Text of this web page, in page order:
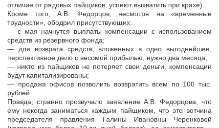
отличие от рядовых пайщиков, успеют выхватить при крахе)…
Кроме того, А.В. Федорцов, несмотря на «временные
трудности», ободрил присутствующих:
— с мая начнутся выплаты компенсации с использованием
средств из резервного фонда;
— для возврата средств, вложенных в одно выгоднейшее,
перспективное дело с весомой прибылью, нужно два месяца;
— никто из пайщиков не потеряет свои деньги, компенсации
будут капитализированы;
— продажа офисов позволить возвратить всем по 100 тыс.
рублей…
Правда, странно прозвучало заявление А.В. Федорцова, что
ему некогда заниматься каждым пайщиком, что это вотчина
председателя правления Галины Ивановны Черенковой